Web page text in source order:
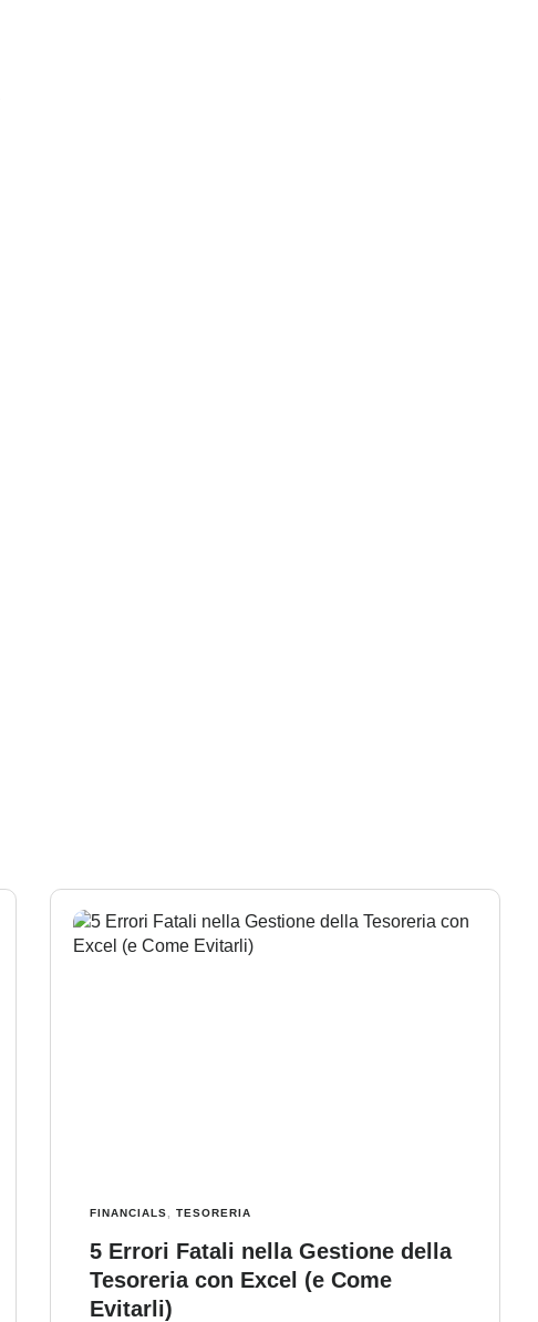
FINANCIALS ,TESORERIA
5 Errori Fatali nella Gestione della
Tesoreria con Excel (e Come
Evitarli)